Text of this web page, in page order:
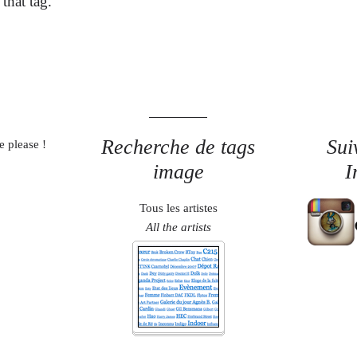
please !
Recherche de tags
image
Tous les artistes
All the artists